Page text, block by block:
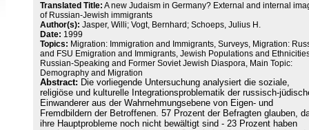
Translated Title: A new Judaism in Germany? External and internal
of Russian-Jewish immigrants
Author(s): Jasper, Willi; Vogt, Bernhard; Schoeps, Julius H.
Date: 1999
Topics: Migration: Immigration and Immigrants, Surveys, Migration:
and FSU Emigration and Immigrants, Jewish Populations and
Russian-Speaking and Former Soviet Jewish Diaspora, Main Topic:
Demography and Migration
Abstract: Die vorliegende Untersuchung analysiert die soziale,
religiöse und kulturelle Integrationsproblematik der russisch-
Einwanderer aus der Wahrnehmungsebene von Eigen- und
Fremdbildern der Betroffenen. 57 Prozent der Befragten glauben,
ihre Hauptprobleme noch nicht bewältigt sind - 23 Prozent haben